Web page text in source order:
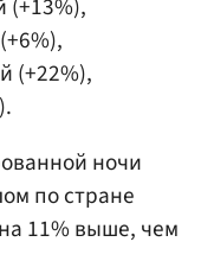
(+13%),
(+22%),
ночи
по стране
11% выше, чем